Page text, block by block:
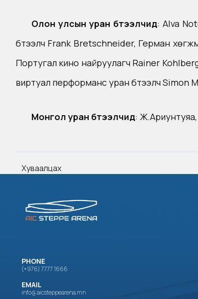
Олон улсын уран бүтээлчид: Alva
бүтээлч Frank Bretschneider, Герман
Португал кино найруулагч Rainer
виртуал перформанс уран бүтээлч Simon
Монгол уран бүтээлчид:
Хуваалцах
PHONE
(+976) 7777 1666
EMAIL
info@aicsteppearena.mn